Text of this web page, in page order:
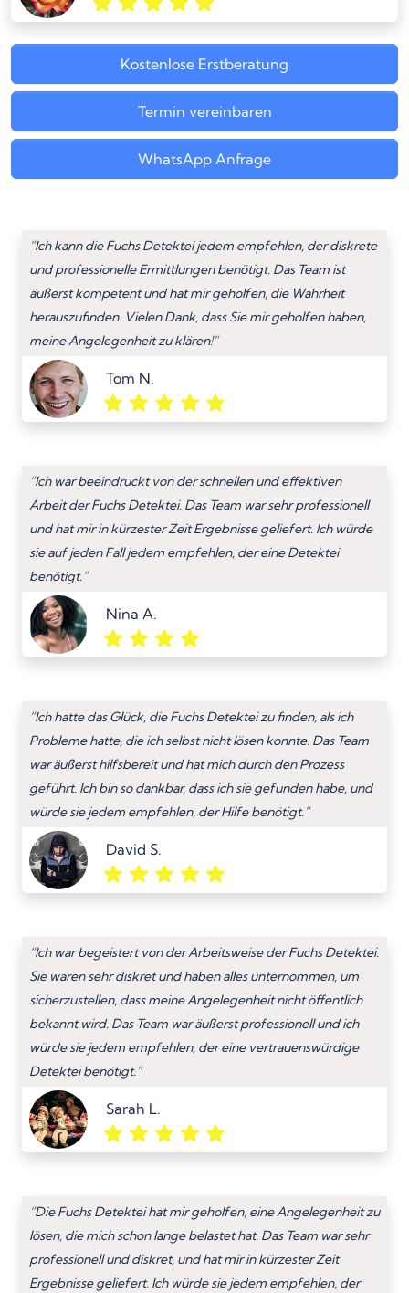
Kostenlose Erstberatung
Termin vereinbaren
WhatsApp Anfrage
“Ich kann die Fuchs Detektei jedem empfehlen, der diskrete
und professionelle Ermittlungen benötigt. Das Team ist
äußerst kompetent und hat mir geholfen, die Wahrheit
herauszufinden. Vielen Dank, dass Sie mir geholfen haben,
meine Angelegenheit zu klären!”
Tom N.
“Ich war beeindruckt von der schnellen und effektiven
Arbeit der Fuchs Detektei. Das Team war sehr professionell
und hat mir in kürzester Zeit Ergebnisse geliefert. Ich würde
sie auf jeden Fall jedem empfehlen, der eine Detektei
benötigt.”
Nina A.
“Ich hatte das Glück, die Fuchs Detektei zu finden, als ich
Probleme hatte, die ich selbst nicht lösen konnte. Das Team
war äußerst hilfsbereit und hat mich durch den Prozess
geführt. Ich bin so dankbar, dass ich sie gefunden habe, und
würde sie jedem empfehlen, der Hilfe benötigt.”
David S.
“Ich war begeistert von der Arbeitsweise der Fuchs Detektei.
Sie waren sehr diskret und haben alles unternommen, um
sicherzustellen, dass meine Angelegenheit nicht öffentlich
bekannt wird. Das Team war äußerst professionell und ich
würde sie jedem empfehlen, der eine vertrauenswürdige
Detektei benötigt.”
Sarah L.
“Die Fuchs Detektei hat mir geholfen, eine Angelegenheit zu
lösen, die mich schon lange belastet hat. Das Team war sehr
professionell und diskret, und hat mir in kürzester Zeit
Ergebnisse geliefert. Ich würde sie jedem empfehlen, der